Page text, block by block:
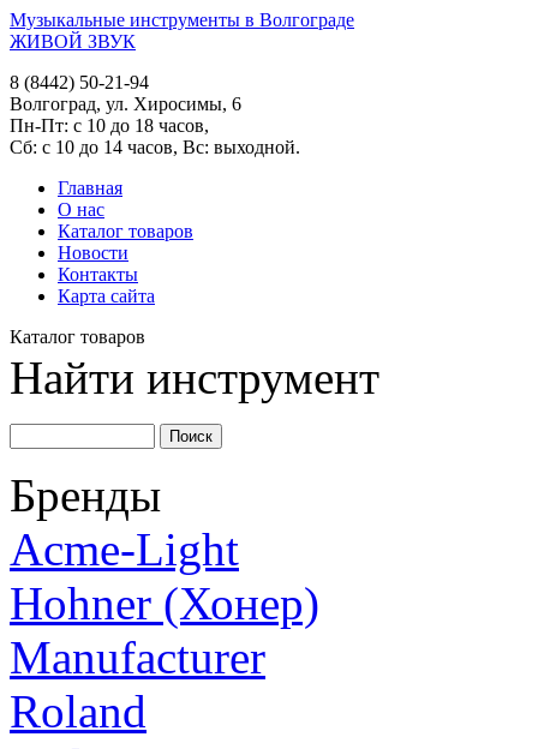
Музыкальные инструменты в Волгограде
ЖИВОЙ ЗВУК
8 (8442) 50-21-94
Волгоград, ул. Хиросимы, 6
Пн-Пт: с 10 до 18 часов,
Сб: с 10 до 14 часов, Вс: выходной.
Главная
О нас
Каталог товаров
Новости
Контакты
Карта сайта
Каталог товаров
Найти инструмент
Бренды
Acme-Light
Hohner (Хонер)
Manufacturer
Roland